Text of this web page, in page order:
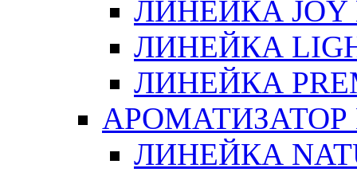
ЛИНЕЙКА JOY
ЛИНЕЙКА
ЛИНЕЙКА
ЛИНЕЙКА